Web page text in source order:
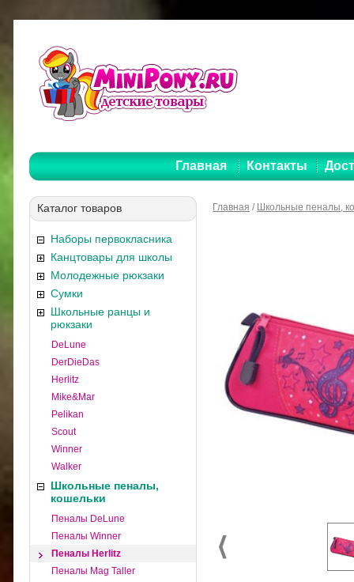
Главная Контакты
Каталог товаров
Наборы первокласника
Канцтовары для школы
Молодежные рюкзаки
Сумки
Школьные ранцы и
рюкзаки
DeLune
DerDieDas
Herlitz
Mike&Mar
Pelikan
Scout
Winner
Walker
Школьные пеналы,
кошельки
Пеналы DeLune
Пеналы Winner
Пеналы Herlitz
Пеналы Mag Taller
Главная / Школьные пеналы,